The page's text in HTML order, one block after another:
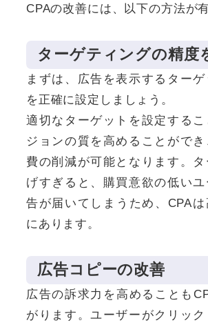
CPAの改善には、以下の方法が
ターゲティングの精度
まずは、広告を表示するター
を正確に設定しましょう。
適切なターゲットを設定する
ジョンの質を高めることがで
費の削減が可能となります。
げすぎると、購買意欲の低い
告が届いてしまうため、CPA
にあります。
広告コピーの改善
広告の訴求力を高めることも
がります。ユーザーがクリッ